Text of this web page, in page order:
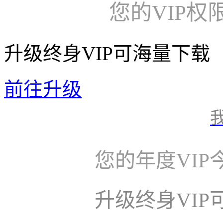
您的VIP权
升级终身VIP可海量下载
前往升级
您的年度VIP
升级终身VIP